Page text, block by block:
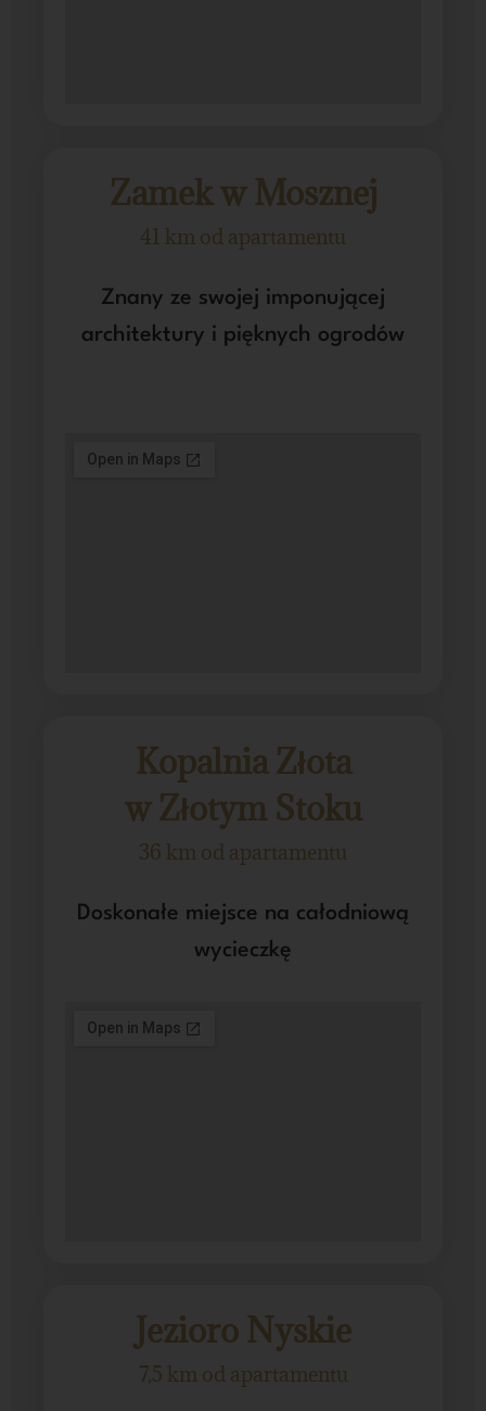
Zamek w Mosznej
41 km od apartamentu
Znany ze swojej imponującej
architektury i pięknych ogrodów
Kopalnia Złota
w Złotym Stoku
36 km od apartamentu
Doskonałe miejsce na całodniową
wycieczkę
Jezioro Nyskie
7,5 km od apartamentu